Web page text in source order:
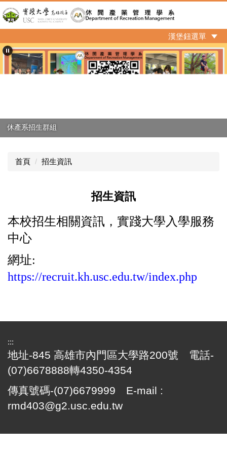
跳
到
主
內
容
區
漢堡鈕選單
休產系招生群組
首頁 招生資訊
招生資訊
本校招生相關資訊，實踐大學入學服務
中心
網址:
https://recruit.kh.usc.edu.tw/index.php
:::
地址-845 高雄市內門區大學路200號 電話-
(07)6678888轉4350-4354
傳真號碼-(07)6679999 E-mail :
rmd403@g2.usc.edu.tw